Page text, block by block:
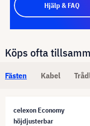
Hjälp & FAQ
Köps ofta
Fästen Kabel
celexon Economy
höjdjusterbar